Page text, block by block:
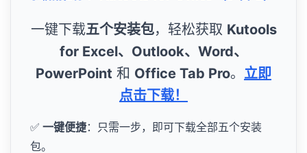
一键下载五个安装包，轻松获取 Kutools
for Excel、Outlook、Word、
PowerPoint 和 Office Tab Pro。 立即
点击下载！
✅ 一键便捷：只需一步，即可下载全部五个安装
包。